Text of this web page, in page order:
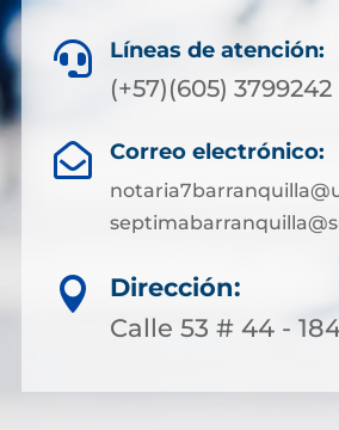
 Líneas de atención:
(+57)(605) 3799242
 Correo electrónico:

Dirección:
Calle 53 # 44 -